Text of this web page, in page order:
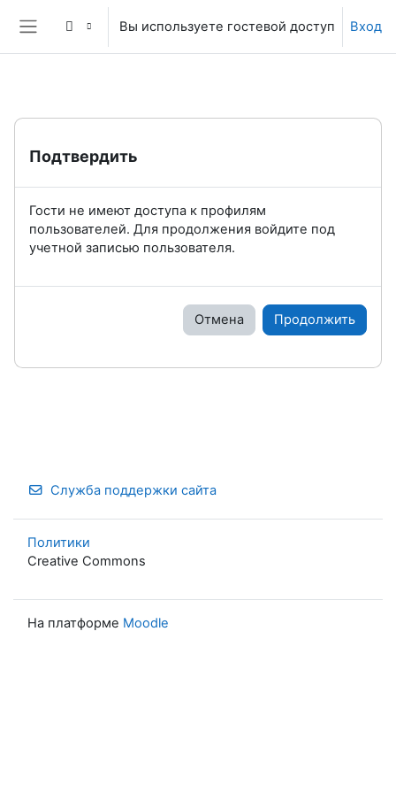
Перейти к основному содержанию
Боковая панель
Вы используете гостевой доступ Вход
Подтвердить
Гости не имеют доступа к профилям
пользователей. Для продолжения войдите под
учетной записью пользователя.
Отмена Продолжить
Служба поддержки сайта
Политики
Creative Commons
На платформе Moodle